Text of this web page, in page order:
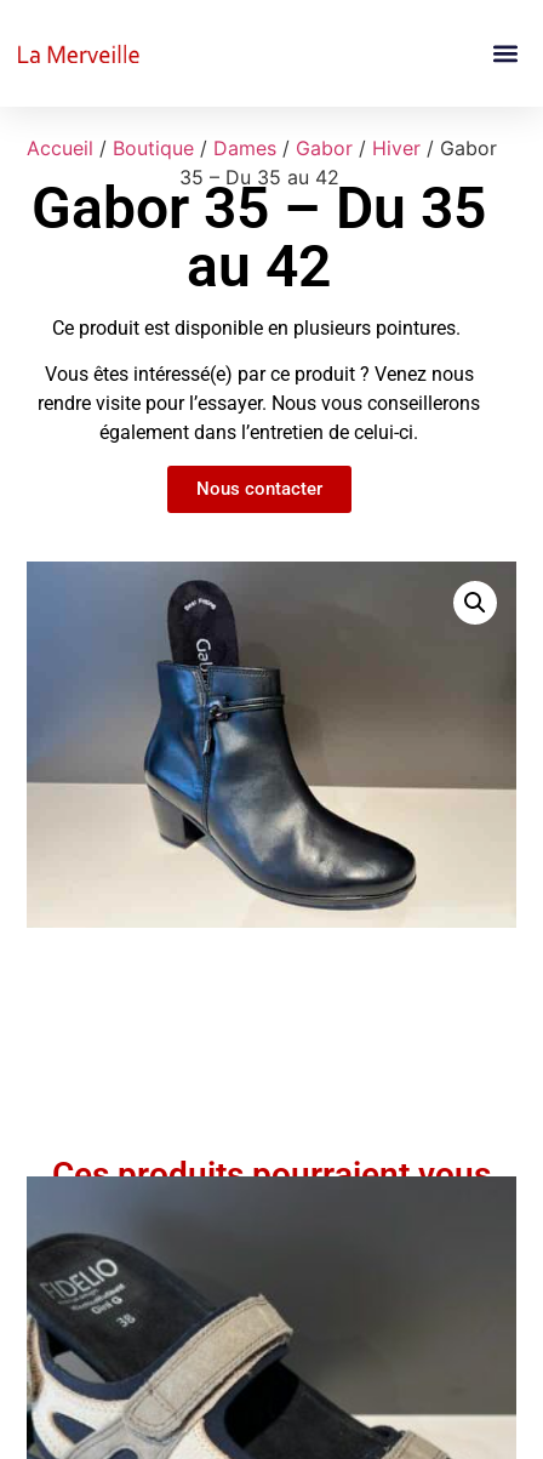
Accueil / Boutique / Dames / Gabor / Hiver / Gabor
35 – Du 35 au 42
Gabor 35 – Du 35
au 42
Ce produit est disponible en plusieurs pointures.
Vous êtes intéressé(e) par ce produit ? Venez nous
rendre visite pour l’essayer. Nous vous conseillerons
également dans l’entretien de celui-ci.
Nous contacter
Ces produits pourraient vous